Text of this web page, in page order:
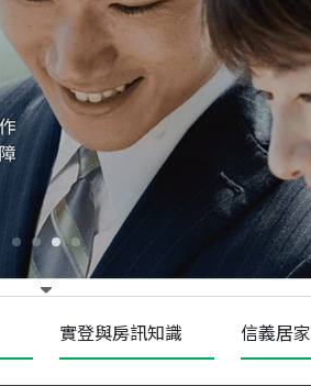
年 07月 成交
四維天廈
新竹市新竹市四維路
115 月 成交
菁英典藏
新竹市新竹市慈祥路
實登與房訊知識 信義居家